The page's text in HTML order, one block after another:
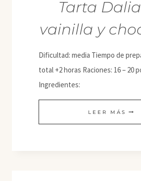
Tarta
vainilla y
Dificultad: media Tiempo de
total +2 horas Raciones: 16 – 20
Ingredientes:
LEER MÁS